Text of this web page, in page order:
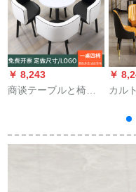
￥ 8,243
商谈テーブルと椅子
ーブルと椅子の売り
￥
カル
组み
ブル